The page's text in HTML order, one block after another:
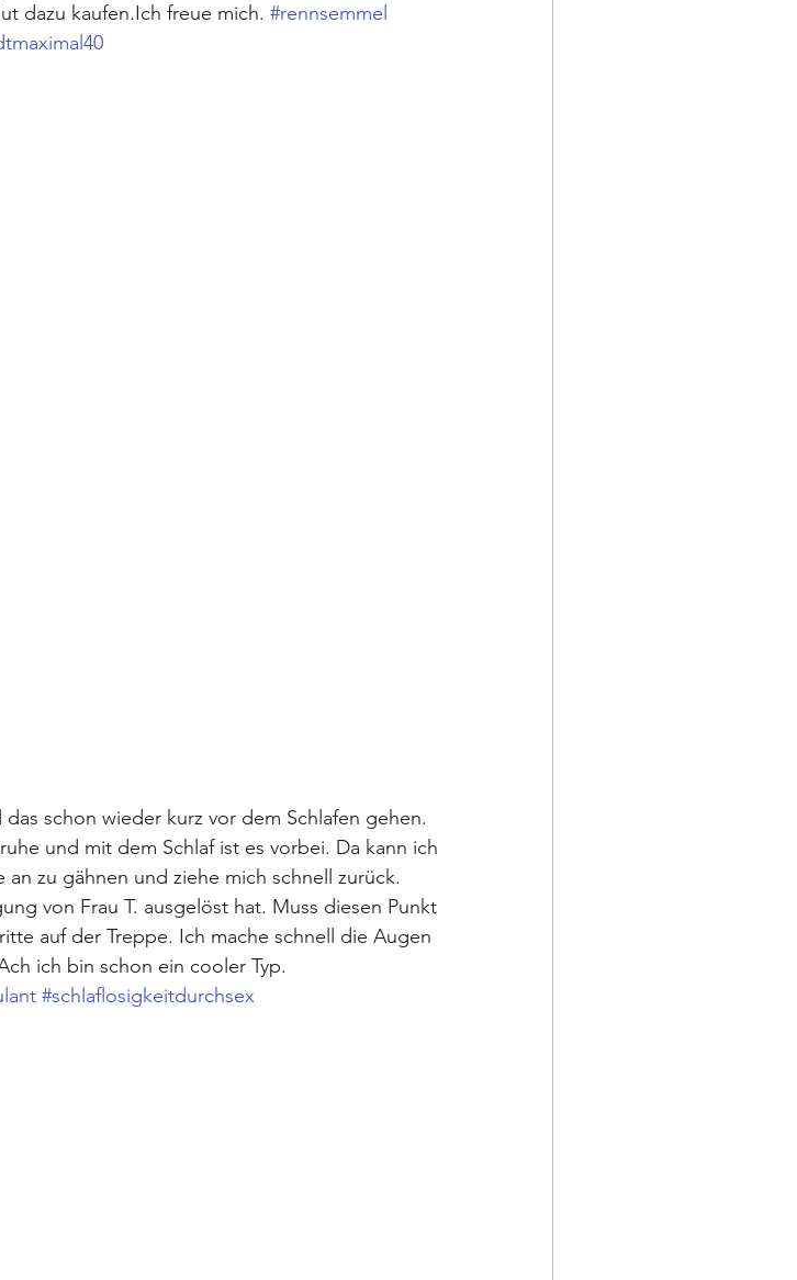
dazu kaufen.Ich freue mich. #rennsemmel
schon wieder kurz vor dem Schlafen gehen.
und mit dem Schlaf ist es vorbei. Da kann ich
zu gähnen und ziehe mich schnell zurück.
von Frau T. ausgelöst hat. Muss diesen Punkt
auf der Treppe. Ich mache schnell die Augen
ich bin schon ein cooler Typ.
#schlaflosigkeitdurchsex